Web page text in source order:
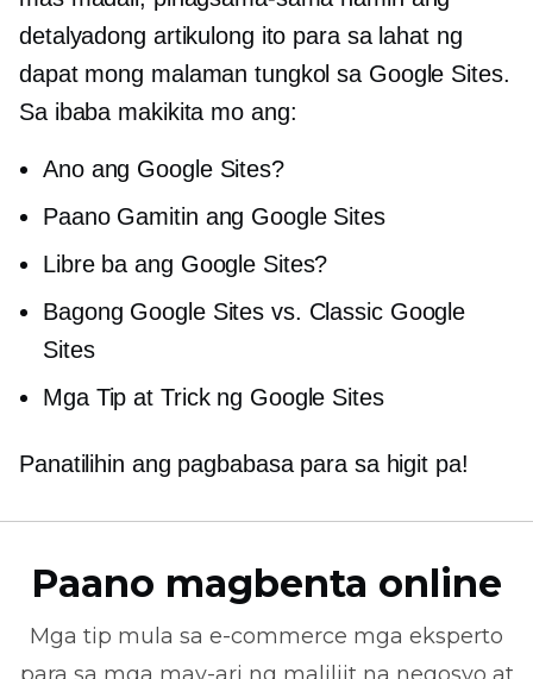
detalyadong artikulong ito para sa lahat ng
dapat mong malaman tungkol sa Google Sites.
Sa ibaba makikita mo ang:
Ano ang Google Sites?
Paano Gamitin ang Google Sites
Libre ba ang Google Sites?
Bagong Google Sites vs. Classic Google
Sites
Mga Tip at Trick ng Google Sites
Panatilihin ang pagbabasa para sa higit pa!
Paano magbenta online
Mga tip mula sa e-commerce mga eksperto